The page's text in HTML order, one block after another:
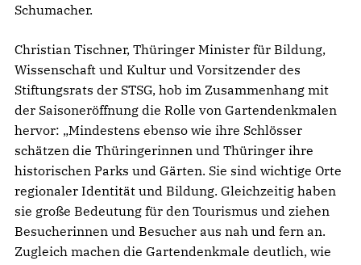
Schumacher.
Christian Tischner, Thüringer Minister für Bildung,
Wissenschaft und Kultur und Vorsitzender des
Stiftungsrats der STSG, hob im Zusammenhang mit
der Saisoneröffnung die Rolle von Gartendenkmalen
hervor: „Mindestens ebenso wie ihre Schlösser
schätzen die Thüringerinnen und Thüringer ihre
historischen Parks und Gärten. Sie sind wichtige Orte
regionaler Identität und Bildung. Gleichzeitig haben
sie große Bedeutung für den Tourismus und ziehen
Besucherinnen und Besucher aus nah und fern an.
Zugleich machen die Gartendenkmale deutlich, wie